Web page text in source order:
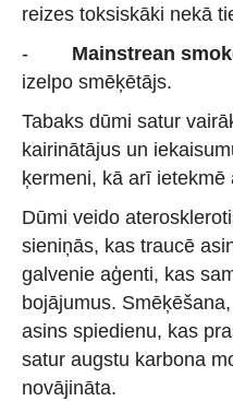
reizes toksiskāki nekā
- Mainstrean
izelpo smēķētājs.
Tabaks dūmi satur
kairinātājus un
ķermeni, kā arī ietekmē
Dūmi veido
sieniņās, kas traucē
galvenie aģenti, kas
bojājumus.
asins spiedienu, kas
satur augstu karbona
novājināta.